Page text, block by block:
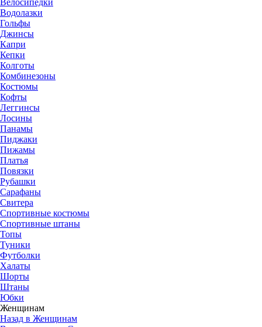
Велосипедки
Водолазки
Гольфы
Джинсы
Капри
Кепки
Колготы
Комбинезоны
Костюмы
Кофты
Леггинсы
Лосины
Панамы
Пиджаки
Пижамы
Платья
Повязки
Рубашки
Сарафаны
Свитера
Спортивные костюмы
Спортивные штаны
Топы
Туники
Футболки
Халаты
Шорты
Штаны
Юбки
Женщинам
Назад в Женщинам